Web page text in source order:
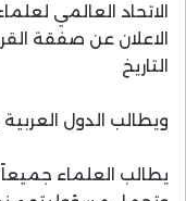
الاتحاد العالمي
الاعلان عن صفقة
التاريخ
ويطالب الدول
يطالب العلماء